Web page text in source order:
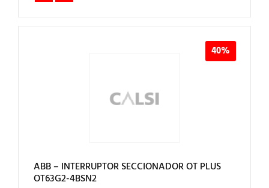
40%
ABB – INTERRUPTOR SECCIONADOR OT PLUS
OT63G2-4BSN2